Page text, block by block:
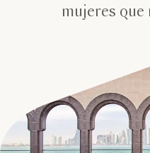
mujeres que